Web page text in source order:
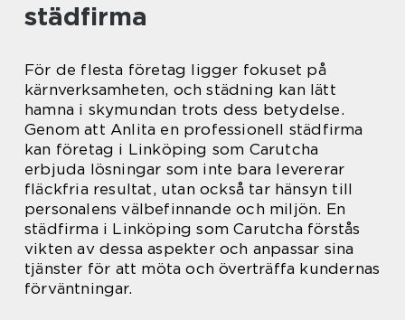
städfirma
För de flesta företag ligger fokuset på
kärnverksamheten, och städning kan lätt
hamna i skymundan trots dess betydelse.
Genom att Anlita en professionell städfirma
kan företag i Linköping som Carutcha
erbjuda lösningar som inte bara levererar
fläckfria resultat, utan också tar hänsyn till
personalens välbefinnande och miljön. En
städfirma i Linköping som Carutcha förstås
vikten av dessa aspekter och anpassar sina
tjänster för att möta och överträffa kundernas
förväntningar.